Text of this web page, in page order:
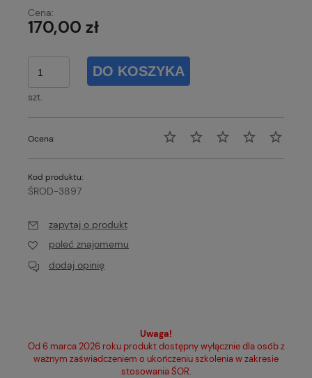
Cena:
170,00 zł
szt.
DO KOSZYKA
Ocena:
Kod produktu:
ŚROD-3897
zapytaj o produkt
poleć znajomemu
dodaj opinię
Uwaga!
Od 6 marca 2026 roku produkt dostępny wyłącznie dla osób z
ważnym zaświadczeniem o ukończeniu szkolenia w zakresie
stosowania ŚOR.